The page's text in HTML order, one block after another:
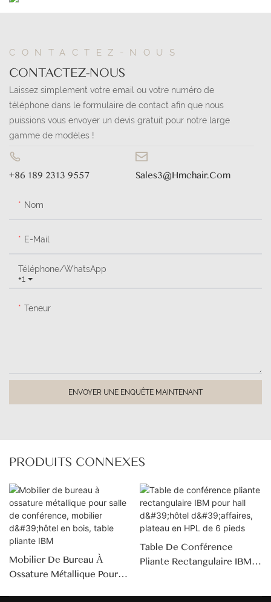
CONTACTEZ-NOUS
CONTACTEZ-NOUS
Laissez simplement votre email ou votre numéro de
téléphone dans le formulaire de contact afin que nous
puissions vous envoyer un devis gratuit pour notre large
gamme de modèles !
+86 189 2313 9557 Sales3@hmchair.com
Nom
E-Mail
+1
Téléphone/WhatsApp
Teneur
ENVOYER UNE ENQUÊTE MAINTENANT
PRODUITS CONNEXES
Mobilier De Bureau À
Ossature Métallique Pour
Table De Conférence
Pliante Rectangulaire IBM